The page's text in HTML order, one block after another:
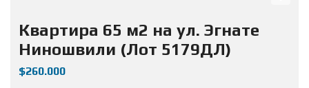
Квартира 65 м2 на ул. Эгнате
Ниношвили (Лот 5179ДЛ)
$260.000